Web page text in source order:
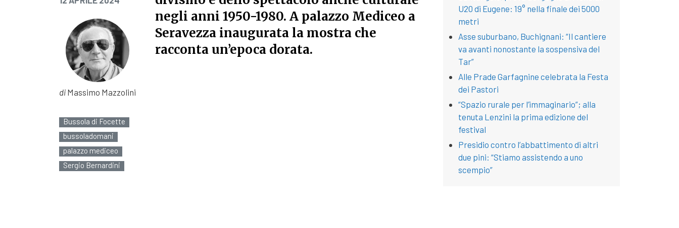
di Massimo Mazzolini
Bussola di Focette
bussoladomani
palazzo mediceo
Sergio Bernardini
negli anni 1950-1980. A palazzo Mediceo a
Seravezza inaugurata la mostra che
racconta un’epoca dorata.
U20 di Eugene: 19° nella finale dei 5000
metri
Asse suburbano, Buchignani: “Il cantiere
va avanti nonostante la sospensiva del
Tar”
Alle Prade Garfagnine celebrata la Festa
dei Pastori
“Spazio rurale per l’immaginario”; alla
tenuta Lenzini la prima edizione del
festival
Presidio contro l’abbattimento di altri
due pini: “Stiamo assistendo a uno
scempio”